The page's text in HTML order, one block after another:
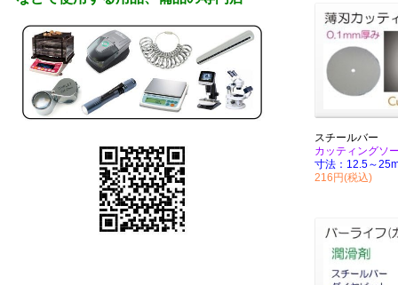
スチールバー
カッティングソ
寸法：12.5～
216円(税込)